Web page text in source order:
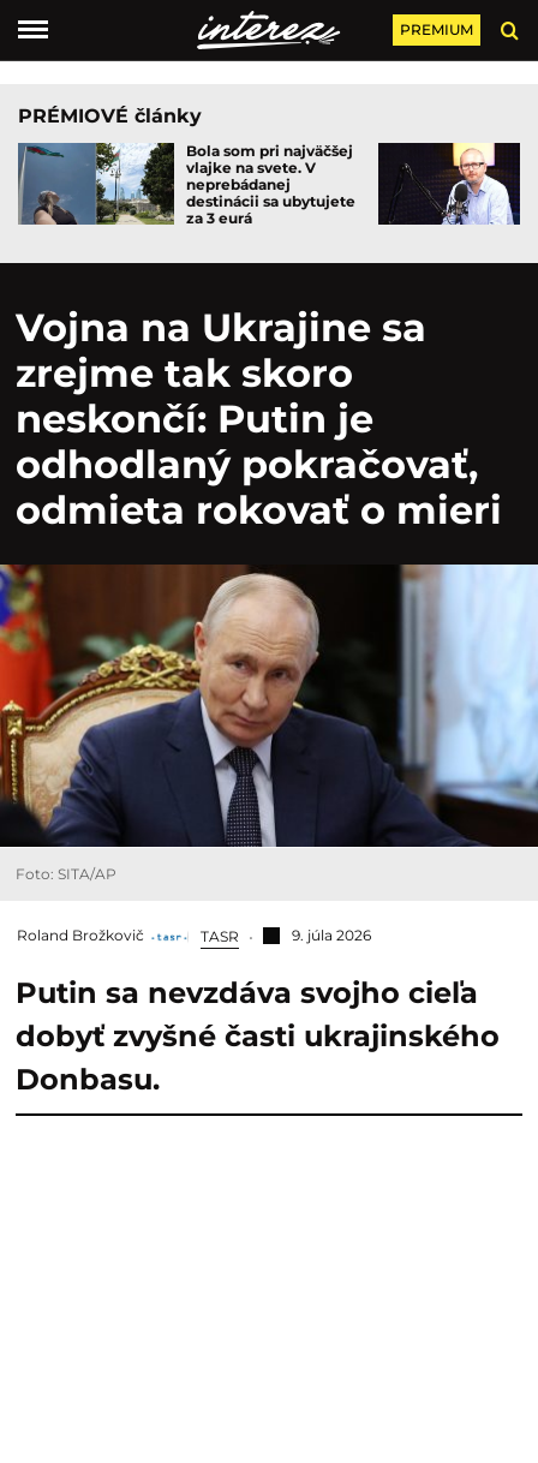
PREMIUM
PRÉMIOVÉ články
Bola som pri najväčšej
vlajke na svete. V
neprebádanej
destinácii sa ubytujete
za 3 eurá
Vojna na Ukrajine sa
zrejme tak skoro
neskončí: Putin je
odhodlaný pokračovať,
odmieta rokovať o mieri
Foto: SITA/AP
Roland Brožkovič TASR 9. júla 2026
Putin sa nevzdáva svojho cieľa
dobyť zvyšné časti ukrajinského
Donbasu.